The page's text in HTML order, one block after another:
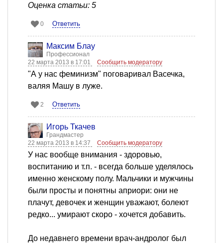
Оценка статьи: 5
0 Ответить
Максим Блау
Профессионал
22 марта 2013 в 17:01
Сообщить модератору
"А у нас феминизм" поговаривал Васечка,
валяя Машу в луже.
2 Ответить
Игорь Ткачев
Грандмастер
22 марта 2013 в 14:37
Сообщить модератору
У нас вообще внимания - здоровью,
воспитанию и т.п. - всегда больше уделялось
именно женскому полу. Мальчики и мужчины
были просты и понятны априори: они не
плачут, девочек и женщин уважают, болеют
редко... умирают скоро - хочется добавить.
До недавнего времени врач-андролог был